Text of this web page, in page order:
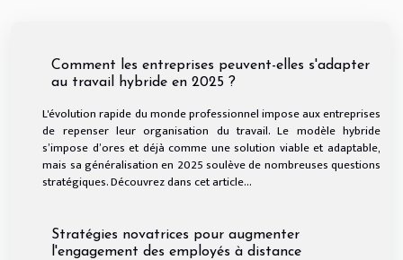
Comment les entreprises peuvent-elles s'adapter
au travail hybride en 2025 ?
L'évolution rapide du monde professionnel impose aux entreprises
de repenser leur organisation du travail. Le modèle hybride
s’impose d’ores et déjà comme une solution viable et adaptable,
mais sa généralisation en 2025 soulève de nombreuses questions
stratégiques. Découvrez dans cet article...
Stratégies novatrices pour augmenter
l'engagement des employés à distance